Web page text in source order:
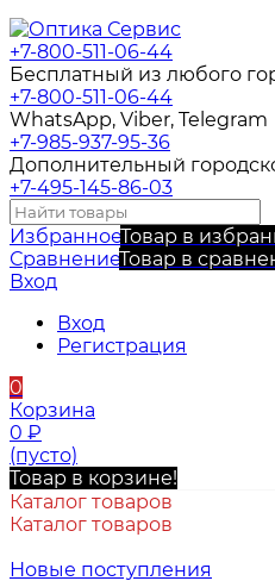
+7-800-511-06-44
Бесплатный из любого
+7-800-511-06-44
WhatsApp, Viber, Telegram
+7-985-937-95-36
Дополнительный
+7-495-145-86-03
ИзбранноеТовар в
СравнениеТовар в
Вход
Вход
Регистрация
0
Корзина
0 ₽
(пусто)
Товар в корзине!
Каталог товаров
Каталог товаров
Новые поступления